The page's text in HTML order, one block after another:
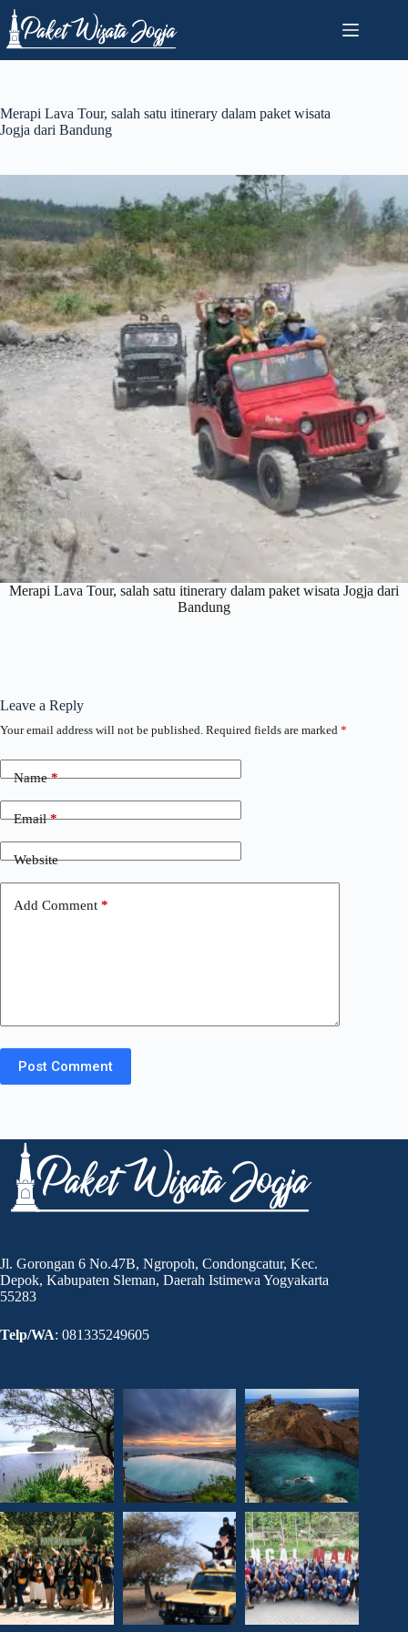
Skip
content
Merapi Lava Tour, salah satu itinerary dalam paket wisata
Jogja dari Bandung
Merapi Lava Tour, salah satu itinerary dalam paket wisata Jogja dari
Bandung
Leave a Reply
Your email address will not be published. Required fields are marked *
Name*
Email*
Website
Add Comment *
Post Comment
Jl. Gorongan 6 No.47B, Ngropoh, Condongcatur, Kec.
Depok, Kabupaten Sleman, Daerah Istimewa Yogyakarta
55283
Telp/WA: 081335249605